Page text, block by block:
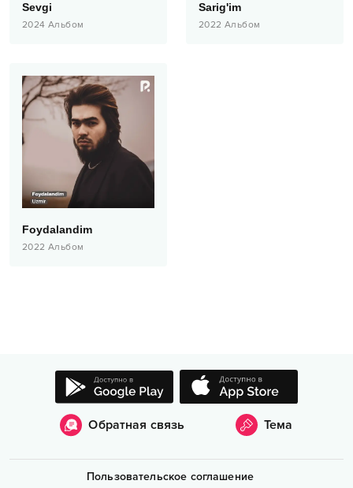
Sevgi
2024 Альбом
Sarig'im
2022 Альбом
Foydalandim
2022 Альбом
Обратная связь Тема
Пользовательское соглашение